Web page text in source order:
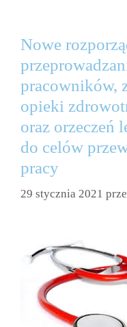
Nowe
pracowników,
opieki
oraz orzeczeń
do celów
pracy
29 stycznia 2021